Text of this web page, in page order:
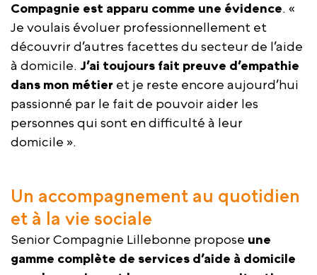
Compagnie est apparu comme une évidence. «
Je voulais évoluer professionnellement et
découvrir d’autres facettes du secteur de l’aide
à domicile. J’ai toujours fait preuve d’empathie
dans mon métier et je reste encore aujourd’hui
passionné par le fait de pouvoir aider les
personnes qui sont en difficulté à leur
domicile ».
Un accompagnement au quotidien
et à la vie sociale
Senior Compagnie Lillebonne propose une
gamme complète de services d’aide à domicile